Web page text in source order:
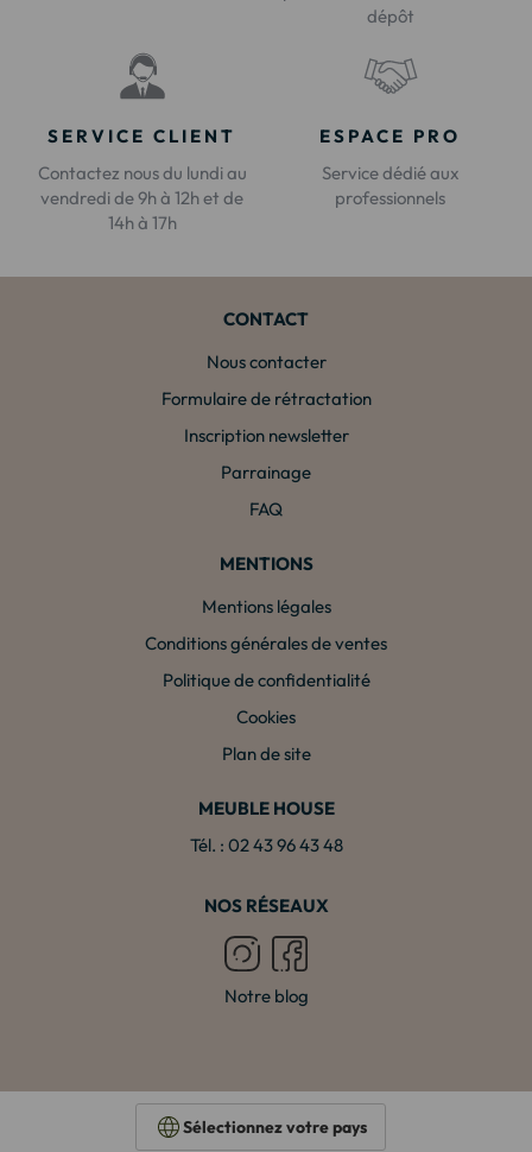
dépôt
SERVICE CLIENT
Contactez nous du lundi au
vendredi de 9h à 12h et de
14h à 17h
ESPACE PRO
Service dédié aux
professionnels
CONTACT
Nous contacter
Formulaire de rétractation
Inscription newsletter
Parrainage
FAQ
MENTIONS
Mentions légales
Conditions générales de ventes
Politique de confidentialité
Cookies
Plan de site
MEUBLE HOUSE
Tél. : 02 43 96 43 48
NOS RÉSEAUX
Notre blog
Sélectionnez votre pays